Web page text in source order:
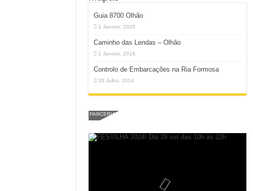
Guia 8700 Olhão
1 Janeiro, 2020
Caminho das Lendas – Olhão
1 Janeiro, 2016
Controlo de Embarcações na Ria Formosa
20 Julho, 2014
PARCERIA